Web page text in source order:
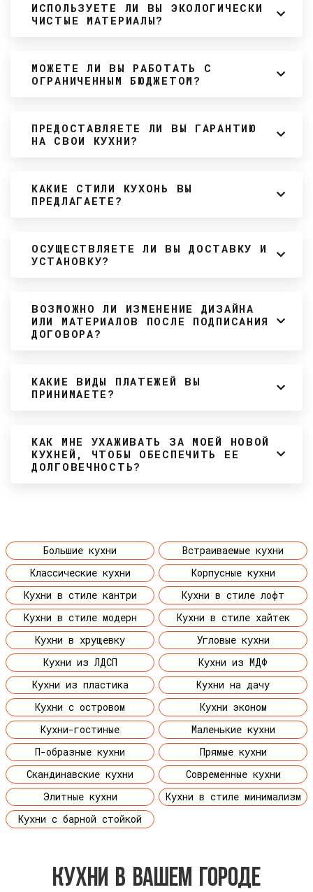
ИСПОЛЬЗУЕТЕ ЛИ ВЫ ЭКОЛОГИЧЕСКИ
ЧИСТЫЕ МАТЕРИАЛЫ?
МОЖЕТЕ ЛИ ВЫ РАБОТАТЬ С
ОГРАНИЧЕННЫМ БЮДЖЕТОМ?
ПРЕДОСТАВЛЯЕТЕ ЛИ ВЫ ГАРАНТИЮ
НА СВОИ КУХНИ?
КАКИЕ СТИЛИ КУХОНЬ ВЫ
ПРЕДЛАГАЕТЕ?
ОСУЩЕСТВЛЯЕТЕ ЛИ ВЫ ДОСТАВКУ И
УСТАНОВКУ?
ВОЗМОЖНО ЛИ ИЗМЕНЕНИЕ ДИЗАЙНА
ИЛИ МАТЕРИАЛОВ ПОСЛЕ ПОДПИСАНИЯ
ДОГОВОРА?
КАКИЕ ВИДЫ ПЛАТЕЖЕЙ ВЫ
ПРИНИМАЕТЕ?
КАК МНЕ УХАЖИВАТЬ ЗА МОЕЙ НОВОЙ
КУХНЕЙ, ЧТОБЫ ОБЕСПЕЧИТЬ ЕЕ
ДОЛГОВЕЧНОСТЬ?
Большие кухни
Встраиваемые кухни
Классические кухни
Корпусные кухни
Кухни в стиле кантри
Кухни в стиле лофт
Кухни в стиле модерн
Кухни в стиле хайтек
Кухни в хрущевку
Угловые кухни
Кухни из ЛДСП
Кухни из МДФ
Кухни из пластика
Кухни на дачу
Кухни с островом
Кухни эконом
Кухни-гостиные
Маленькие кухни
П-образные кухни
Прямые кухни
Скандинавские кухни
Современные кухни
Элитные кухни
Кухни в стиле минимализм
Кухни с барной стойкой
КУХНИ В ВАШЕМ ГОРОДЕ